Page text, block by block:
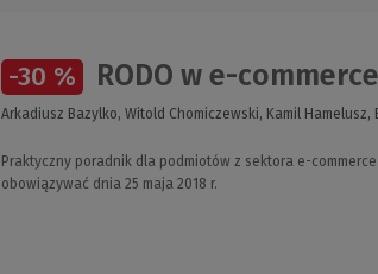
-30 % RODO w e-commerce
Arkadiusz Bazylko, Witold Chomiczewski, Kamil
Praktyczny poradnik dla podmiotów z sektora e-
obowiązywać dnia 25 maja 2018 r.